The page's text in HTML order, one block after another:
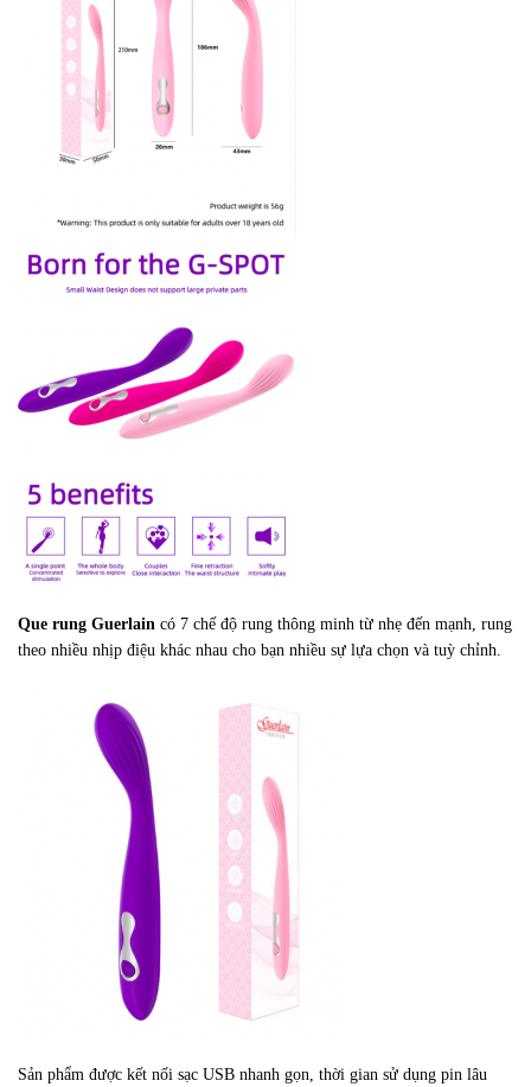
Que rung Guerlain có 7 chế độ rung thông minh từ nhẹ đến mạnh, rung
theo nhiều nhịp điệu khác nhau cho bạn nhiều sự lựa chọn và tuỳ chỉnh.
Sản phẩm được kết nối sạc USB nhanh gọn, thời gian sử dụng pin lâu